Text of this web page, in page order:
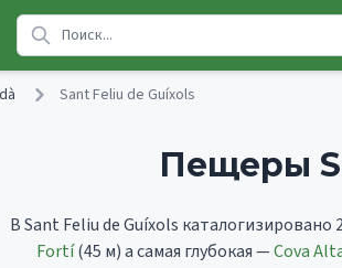
Sant Feliu de Guíxols
Пещеры
В Sant Feliu de Guíxols
Fortí(45 м)а самая глубокая —Cova